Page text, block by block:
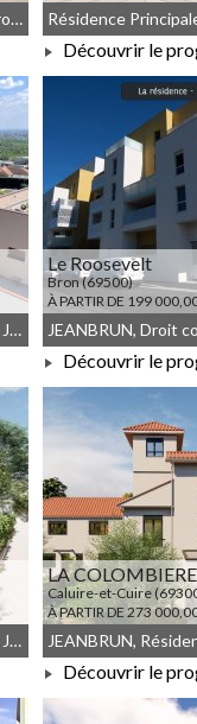
JEANBRUN, Meublé non géré, Droit commun
À PARTIR DE
Découvrir le
Droit commun, Meublé non géré, JEANBRUN
Le Roosevelt
Bron (69500)
À PARTIR DE 199
À PARTIR DE
Découvrir le
Droit commun, Meublé non géré, JEANBRUN
LA COLOMBIERE
Caluire-et-Cuire
À PARTIR DE 273
Découvrir le